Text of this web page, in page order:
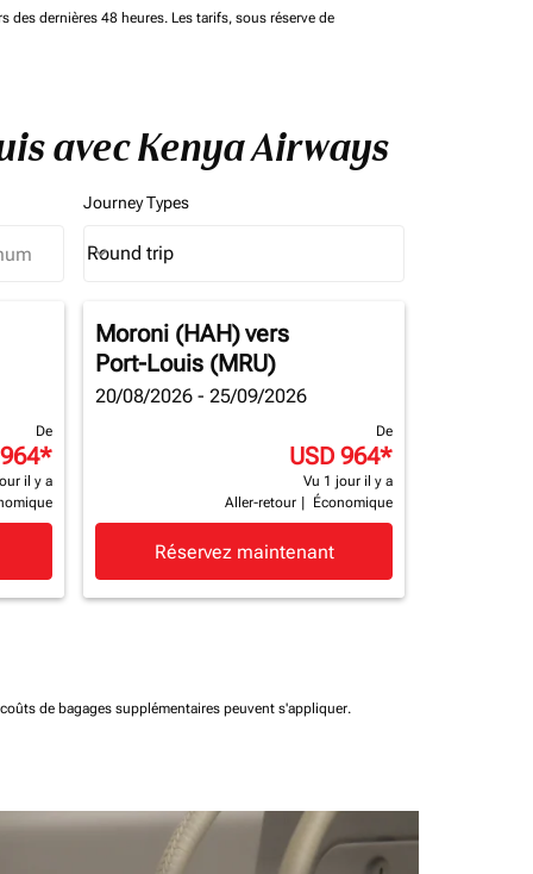
dernières 48 heures. Les tarifs, sous réserve de
avec Kenya Airways
Journey Types
Journey Types option Round trip Selected
Round trip
keyboard_arrow_down
De
*
il y a
Moroni (HAH)vers
Port-Louis (MRU)
20/08/2026 - 25/09/2026
De
USD 964*
Vu 1 jour il y a
Aller-retour
Économique
Réservez maintenant
de bagages supplémentaires peuvent s'appliquer.